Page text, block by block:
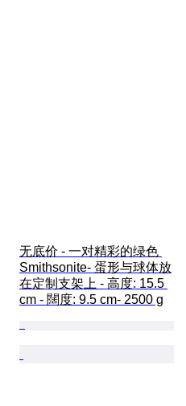
无底价 - 一对精彩的绿色
Smithsonite- 蛋形与球体放
在定制支架上 - 高度: 15.5
cm - 闊度: 9.5 cm- 2500 g